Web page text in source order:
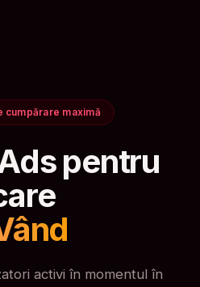
cumpărare maximă
pentru
activi în momentul în